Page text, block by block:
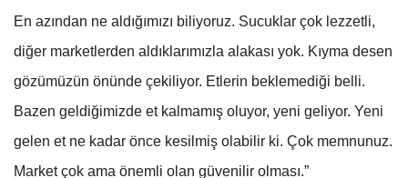
En azından ne aldığımızı biliyoruz. Sucuklar çok lezzetli,
diğer marketlerden aldıklarımızla alakası yok. Kıyma desen
gözümüzün önünde çekiliyor. Etlerin beklemediği belli.
Bazen geldiğimizde et kalmamış oluyor, yeni geliyor. Yeni
gelen et ne kadar önce kesilmiş olabilir ki. Çok memnunuz.
Market çok ama önemli olan güvenilir olması.”